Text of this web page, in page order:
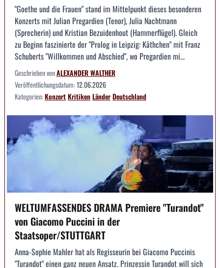
"Goethe und die Frauen" stand im Mittelpunkt dieses besonderen
Konzerts mit Julian Pregardien (Tenor), Julia Nachtmann
(Sprecherin) und Kristian Bezuidenhout (Hammerflügel). Gleich
zu Beginn faszinierte der "Prolog in Leipzig: Käthchen" mit Franz
Schuberts "Willkommen und Abschied", wo Pregardien mi...
Geschrieben vonALEXANDER WALTHER
Veröffentlichungsdatum:12.06.2026
Kategorien:KonzertKritikenLänderDeutschland
WELTUMFASSENDES DRAMA Premiere "Turandot"
von Giacomo Puccini in der
Staatsoper/STUTTGART
Anna-Sophie Mahler hat als Regisseurin bei Giacomo Puccinis
"Turandot" einen ganz neuen Ansatz. Prinzessin Turandot will sich